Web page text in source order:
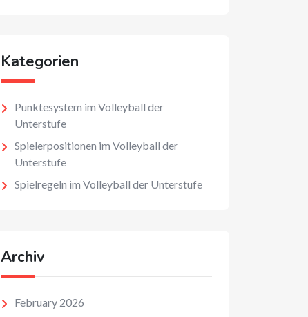
Kategorien
Punktesystem im Volleyball der
Unterstufe
Spielerpositionen im Volleyball der
Unterstufe
Spielregeln im Volleyball der Unterstufe
Archiv
February 2026